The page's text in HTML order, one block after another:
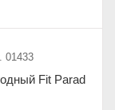
01433
Fit Parad